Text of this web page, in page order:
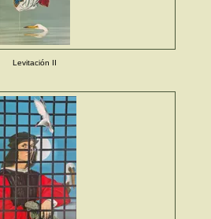
Levitación II